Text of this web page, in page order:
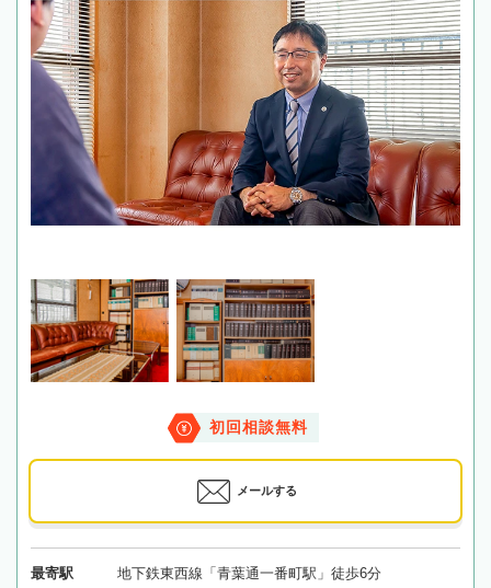
初回相談無料
メールする
最寄駅 地下鉄東西線「青葉通一番町駅」徒歩6分